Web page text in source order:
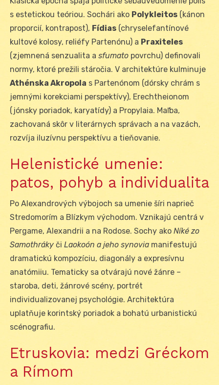
s estetickou teóriou. Sochári ako Polykleitos (kánon
proporcií, kontrapost), Fídias (chryselefantínové
kultové kolosy, reliéfy Partenónu) a Praxiteles
(zjemnená senzualita a sfumato povrchu) definovali
normy, ktoré prežili stáročia. V architektúre kulminuje
Athénska Akropola s Partenónom (dórsky chrám s
jemnými korekciami perspektívy), Erechtheionom
(jónsky poriadok, karyatídy) a Propylaia. Maľba,
zachovaná skôr v literárnych správach a na vazách,
rozvíja iluzívnu perspektívu a tieňovanie.
Helenistické umenie:
patos, pohyb a individualita
Po Alexandrových výbojoch sa umenie šíri naprieč
Stredomorím a Blízkym východom. Vznikajú centrá v
Pergame, Alexandrii a na Rodo­se. Sochy ako Níké zo
Samothráky či Laokoón a jeho synovia manifestujú
dramatickú kompozíciu, diagonály a expresívnu
anatómiiu. Tematicky sa otvárajú nové žánre –
staroba, deti, žánrové scény, portrét
individualizovanej psychológie. Architektúra
uplatňuje korintský poriadok a bohatú urbanistickú
scénografiu.
Etruskovia: medzi Gréckom
a Rímom